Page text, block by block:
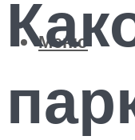
Меню